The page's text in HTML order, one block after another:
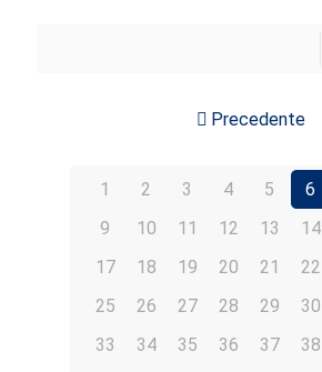
Precedente
1 2 3 4 5 6
9
10 11 12 13 14
17
18 19 20 21 22
25
26 27 28 29 30
33
34 35 36 37 38